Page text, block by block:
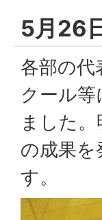
5月26
各部の代
クール
ました
の成果
す。